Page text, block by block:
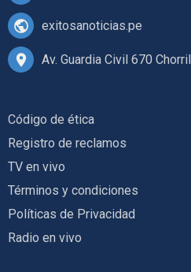
exitosanoticias.pe
Av. Guardia Civil 670
Código de ética
Registro de reclamos
TV en vivo
Términos y condiciones
Políticas de Privacidad
Radio en vivo